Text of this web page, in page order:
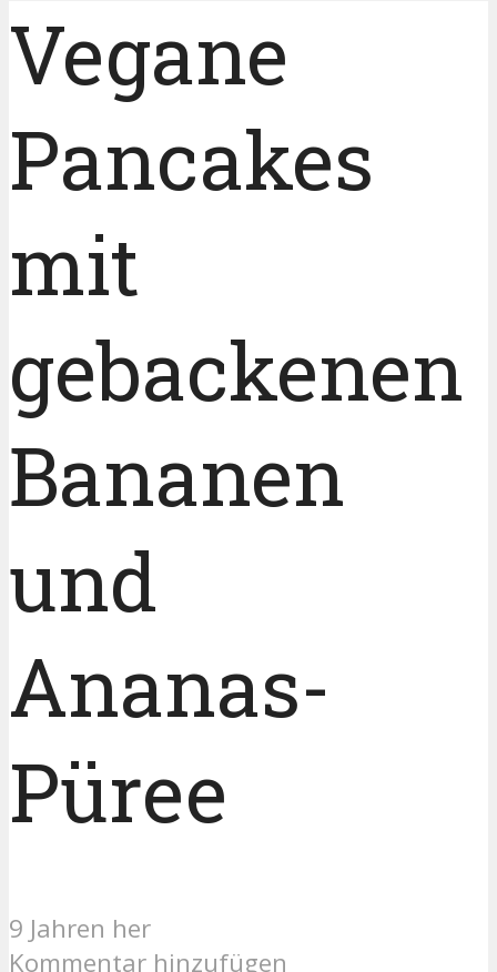
Vegane
Pancakes
mit
gebackenen
Bananen
und
Ananas-
Püree
9 Jahren her
Kommentar hinzufügen